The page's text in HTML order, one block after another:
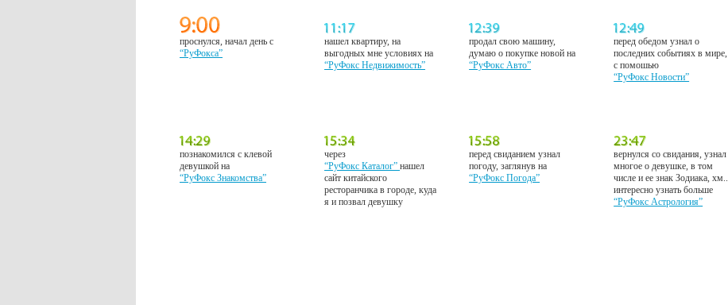
проснулся, начал день с
“РуФокса”
нашел квартиру, на
выгодных мне условиях на
“РуФокс Недвижимость”
продал свою машину,
думаю о покупке новой на
“РуФокс Авто”
перед обедом узнал о
последних событиях в мире,
с помошью
“РуФокс Новости”
познакомился с клевой
девушкой на
“РуФокс Знакомства”
через
“РуФокс Каталог”нашел
сайт китайского
ресторанчика в городе, куда
я и позвал девушку
перед свиданием узнал
погоду, заглянув на
“РуФокс Погода”
вернулся со свидания, узнал
многое о девушке, в том
числе и ее знак Зодиака, хм..
интересно узнать больше
“РуФокс Астрология”